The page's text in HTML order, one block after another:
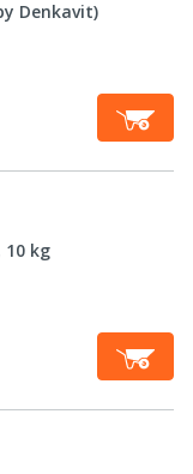
Denkavit)
10 kg